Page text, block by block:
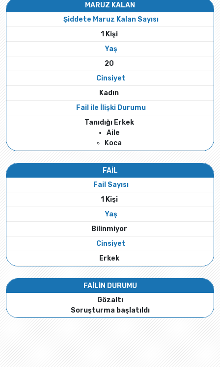
MARUZ KALAN
Şiddete Maruz Kalan Sayısı
1 Kişi
Yaş
20
Cinsiyet
Kadın
Fail ile İlişki Durumu
Tanıdığı Erkek
Aile
Koca
FAİL
Fail Sayısı
1 Kişi
Yaş
Bilinmiyor
Cinsiyet
Erkek
FAİLİN DURUMU
Gözaltı
Soruşturma başlatıldı